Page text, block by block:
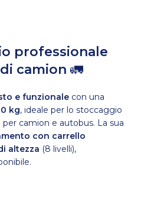
professionale
camion 🚛
e funzionale con una
kg, ideale per lo stoccaggio
camion e autobus. La sua
con carrello
altezza (8 livelli),